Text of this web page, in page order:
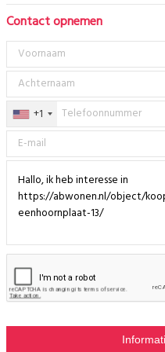
Contact opnemen
+1